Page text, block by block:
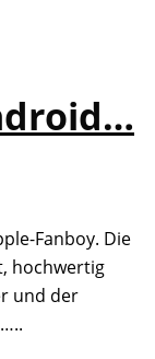
Fanboy. Die
hochwertig
und der